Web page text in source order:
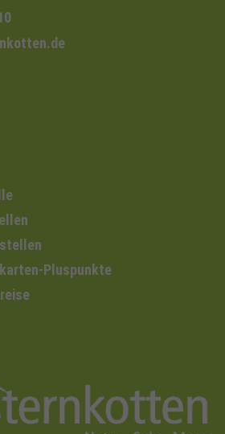
Pluspunkte